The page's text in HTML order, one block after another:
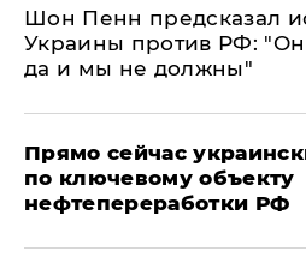
Шон Пенн предсказал
Украины против РФ:
да и мы не должны"
Прямо сейчас
по ключевому объекту
нефтепереработки РФ